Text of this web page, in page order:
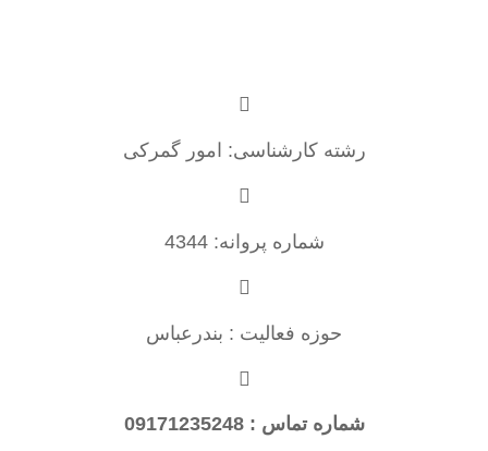
رشته کارشناسی: امور گمرکی
شماره پروانه: 4344
حوزه فعالیت : بندرعباس
شماره تماس : 09171235248